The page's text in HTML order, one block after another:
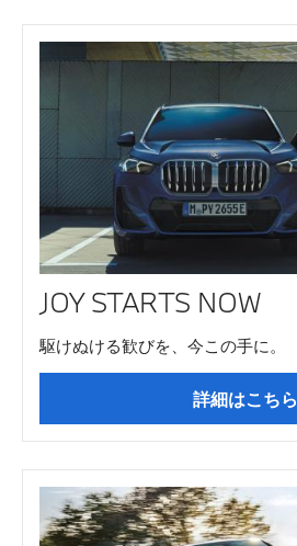
JOY STARTS NOW
駆けぬける歓びを、今この手に。
詳細はこちら